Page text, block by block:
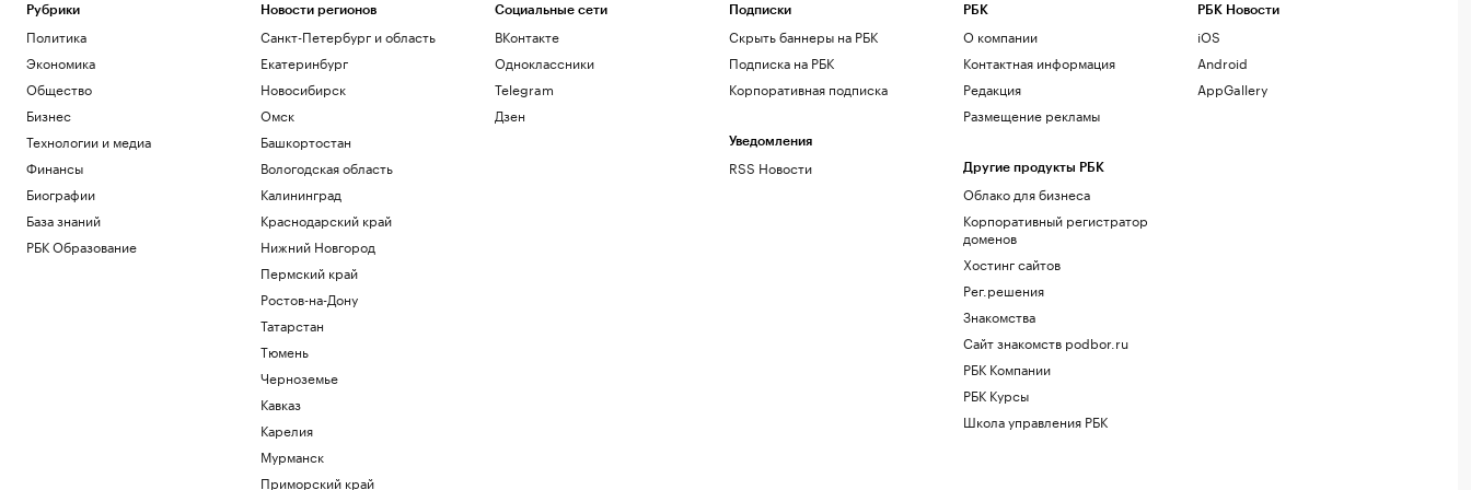
Рубрики
Политика
Экономика
Общество
Бизнес
Технологии и медиа
Финансы
Биографии
База знаний
РБК Образование
Новости регионов
Санкт-Петербург и область
Екатеринбург
Новосибирск
Омск
Башкортостан
Вологодская область
Калининград
Краснодарский край
Нижний Новгород
Пермский край
Ростов-на-Дону
Татарстан
Тюмень
Черноземье
Кавказ
Карелия
Мурманск
Приморский край
Социальные сети
ВКонтакте
Одноклассники
Telegram
Дзен
Подписки
Скрыть баннеры на РБК
Подписка на РБК
Корпоративная подписка
Уведомления
RSS Новости
РБК
О компании
Контактная информация
Редакция
Размещение рекламы
Другие продукты РБК
Облако для бизнеса
Корпоративный регистратор
доменов
Хостинг сайтов
Рег.решения
Знакомства
Сайт знакомств podbor.ru
РБК Компании
РБК Курсы
Школа управления РБК
РБК Новости
iOS
Android
AppGallery